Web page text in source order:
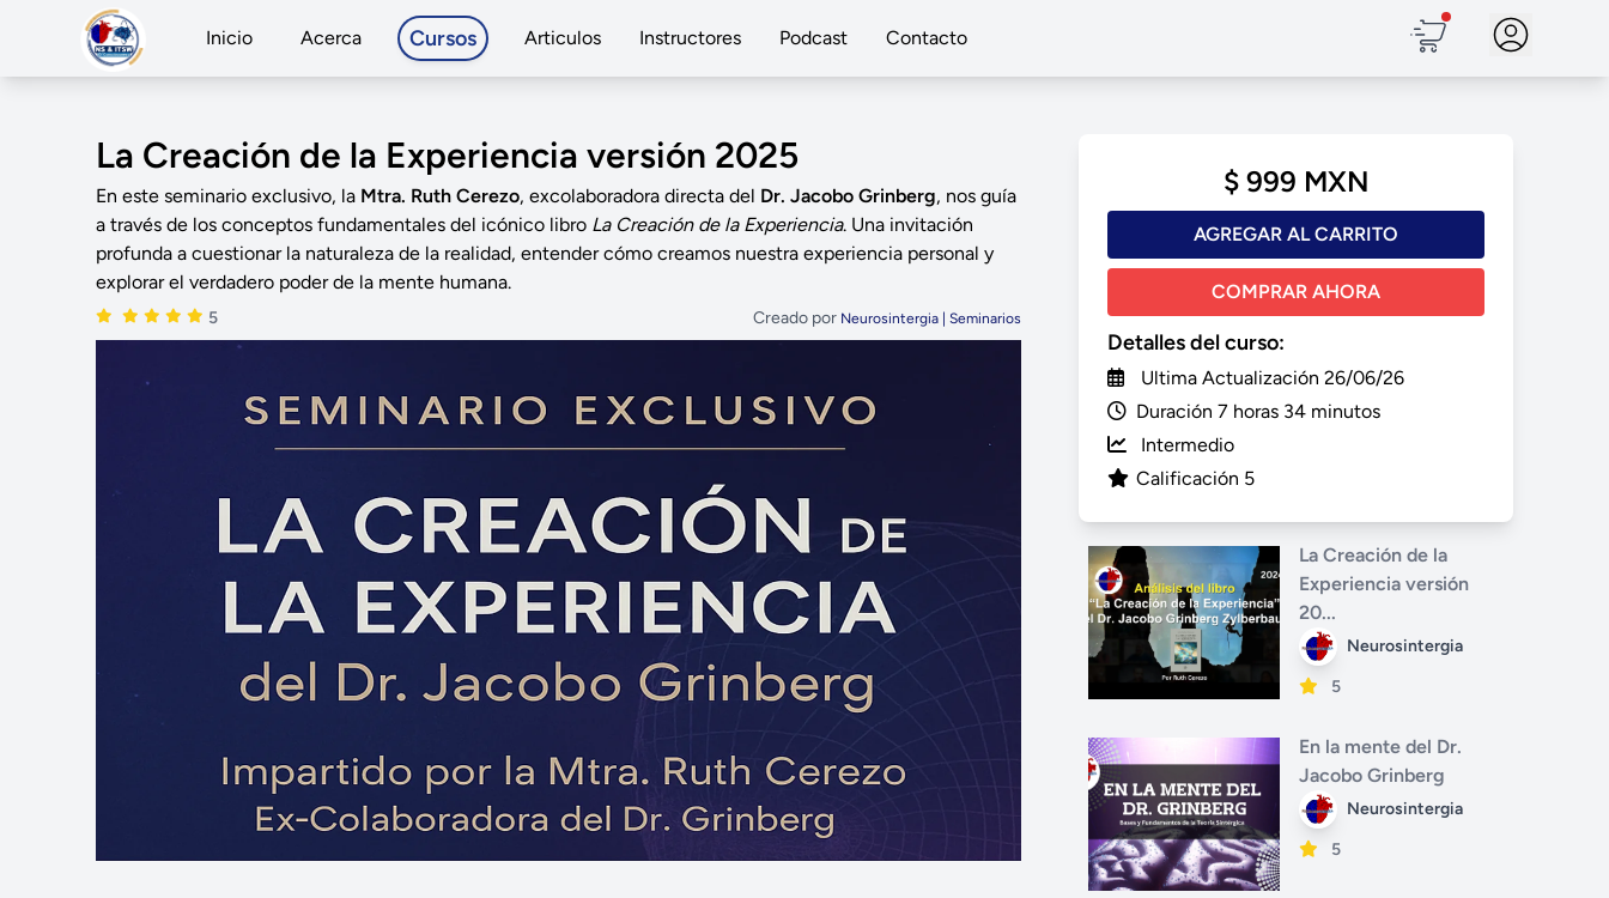
Inicio Acerca Cursos Articulos Instructores Podcast Contacto
La Creación de la Experiencia versión 2025
En este seminario exclusivo, la Mtra. Ruth Cerezo, excolaboradora directa del Dr. Jacobo Grinberg, nos guía
a través de los conceptos fundamentales del icónico libro La Creación de la Experiencia. Una invitación
profunda a cuestionar la naturaleza de la realidad, entender cómo creamos nuestra experiencia personal y
explorar el verdadero poder de la mente humana.
5 Creado por Neurosintergia | Seminarios
$ 999 MXN
AGREGAR AL CARRITO
COMPRAR AHORA
Detalles del curso:
Ultima Actualización 26/06/26
Duración 7 horas 34 minutos
Intermedio
Calificación 5
La Creación de la
Experiencia versión
20...
Neurosintergia
5
En la mente del Dr.
Jacobo Grinberg
Neurosintergia
5